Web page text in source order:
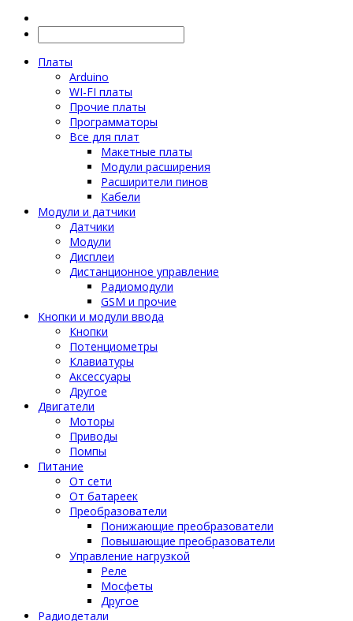
Платы
Arduino
WI-FI платы
Прочие платы
Программаторы
Все для плат
Макетные платы
Модули расширения
Расширители пинов
Кабели
Модули и датчики
Датчики
Модули
Дисплеи
Дистанционное управление
Радиомодули
GSM и прочие
Кнопки и модули ввода
Кнопки
Потенциометры
Клавиатуры
Аксессуары
Другое
Двигатели
Моторы
Приводы
Помпы
Питание
От сети
От батареек
Преобразователи
Понижающие преобразователи
Повышающие преобразователи
Управление нагрузкой
Реле
Мосфеты
Другое
Радиодетали